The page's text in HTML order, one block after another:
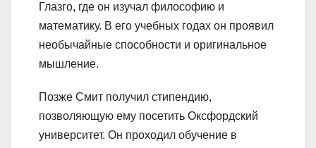
Глазго, где он изучал философию и
математику. В его учебных годах он проявил
необычайные способности и оригинальное
мышление.
Позже Смит получил стипендию,
позволяющую ему посетить Оксфордский
университет. Он проходил обучение в